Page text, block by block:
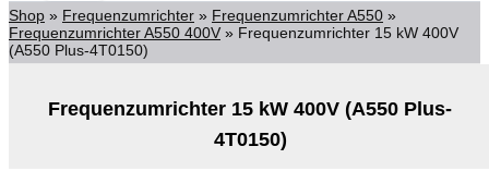
Shop » Frequenzumrichter » Frequenzumrichter A550 »
Frequenzumrichter A550 400V » Frequenzumrichter 15 kW 400V
(A550 Plus-4T0150)
Frequenzumrichter 15 kW 400V (A550 Plus-
4T0150)